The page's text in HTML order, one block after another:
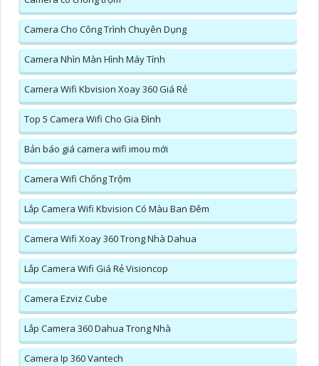
Camera Cho Công Trình Chuyên Dụng
Camera Nhìn Màn Hình Máy Tính
Camera Wifi Kbvision Xoay 360 Giá Rẻ
Top 5 Camera Wifi Cho Gia Đình
Bản báo giá camera wifi imou mới
Camera Wifi Chống Trộm
Lắp Camera Wifi Kbvision Có Màu Ban Đêm
Camera Wifi Xoay 360 Trong Nhà Dahua
Lắp Camera Wifi Giá Rẻ Visioncop
Camera Ezviz Cube
Lắp Camera 360 Dahua Trong Nhà
Camera Ip 360 Vantech